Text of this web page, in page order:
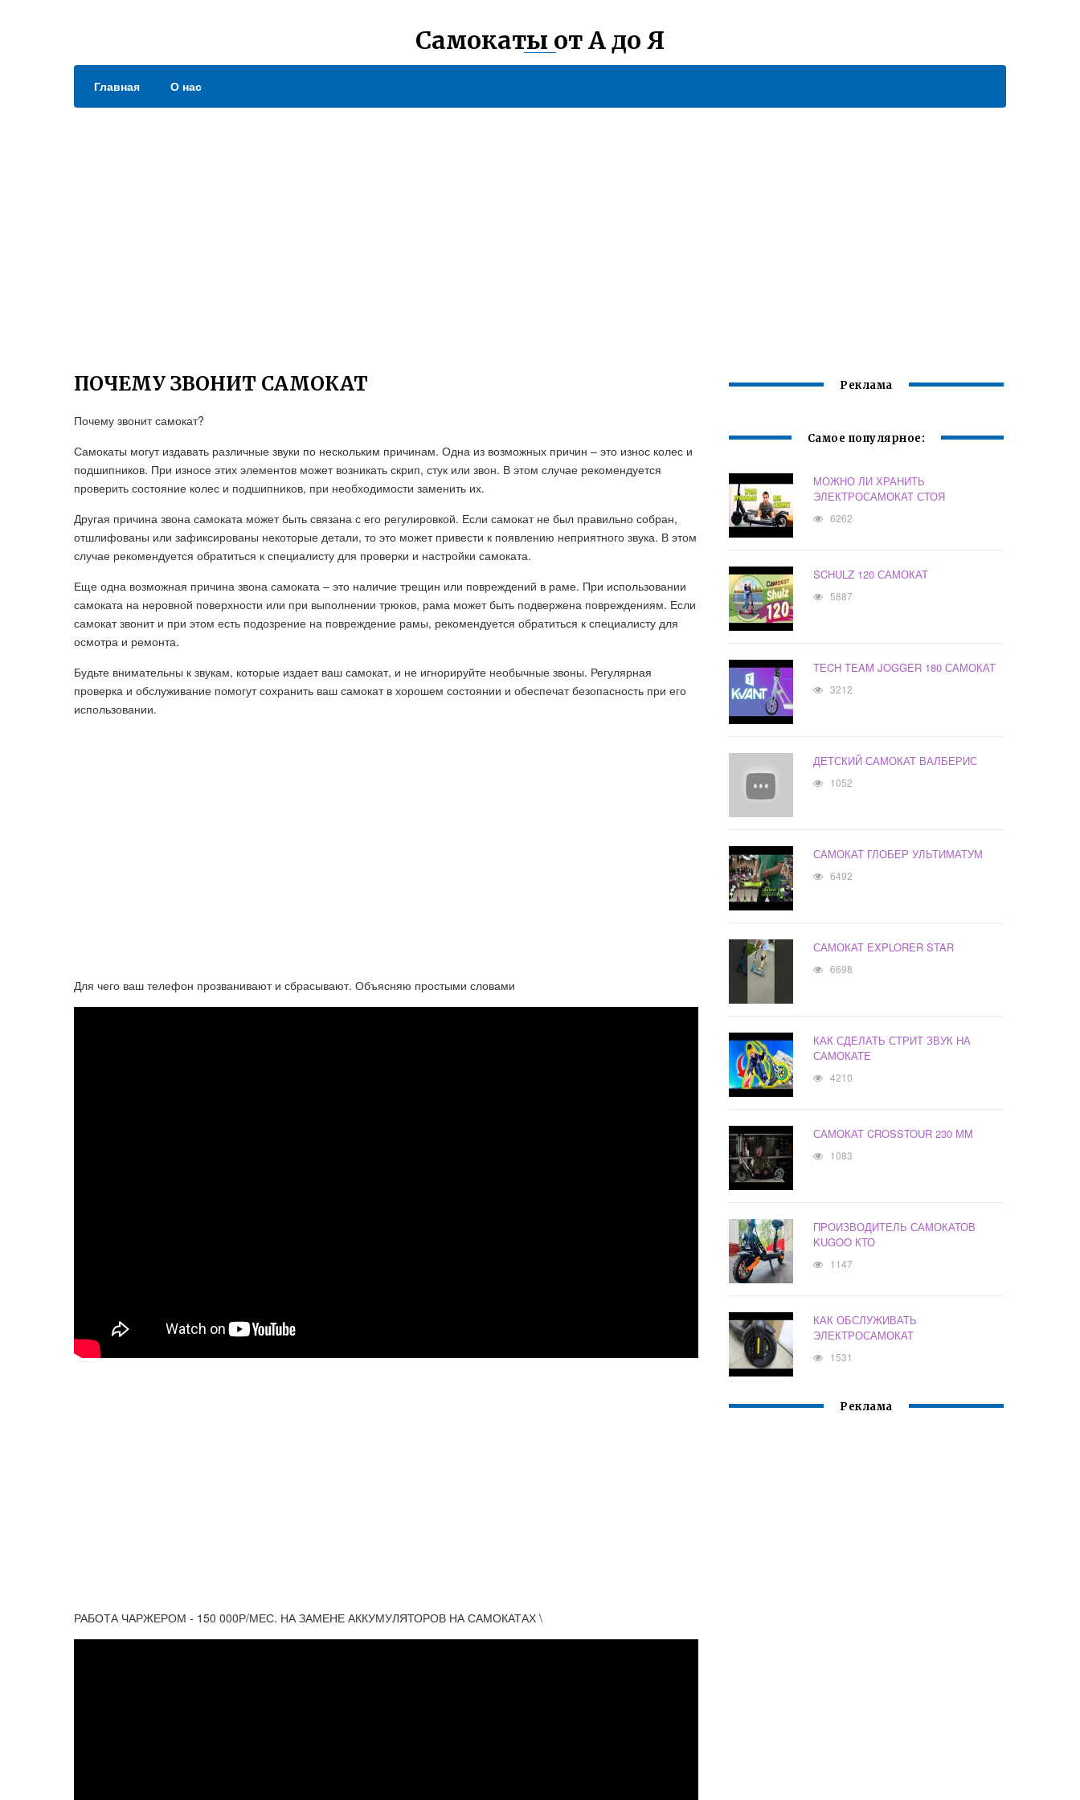
Самокаты от А до Я
Главная О нас
ПОЧЕМУ ЗВОНИТ САМОКАТ
Почему звонит самокат?
Самокаты могут издавать различные звуки по нескольким причинам. Одна из возможных причин – это износ колес и
подшипников. При износе этих элементов может возникать скрип, стук или звон. В этом случае рекомендуется
проверить состояние колес и подшипников, при необходимости заменить их.
Другая причина звона самоката может быть связана с его регулировкой. Если самокат не был правильно собран,
отшлифованы или зафиксированы некоторые детали, то это может привести к появлению неприятного звука. В этом
случае рекомендуется обратиться к специалисту для проверки и настройки самоката.
Еще одна возможная причина звона самоката – это наличие трещин или повреждений в раме. При использовании
самоката на неровной поверхности или при выполнении трюков, рама может быть подвержена повреждениям. Если
самокат звонит и при этом есть подозрение на повреждение рамы, рекомендуется обратиться к специалисту для
осмотра и ремонта.
Будьте внимательны к звукам, которые издает ваш самокат, и не игнорируйте необычные звоны. Регулярная
проверка и обслуживание помогут сохранить ваш самокат в хорошем состоянии и обеспечат безопасность при его
использовании.
Для чего ваш телефон прозванивают и сбрасывают. Объясняю простыми словами
РАБОТА ЧАРЖЕРОМ - 150 000Р/МЕС. НА ЗАМЕНЕ АККУМУЛЯТОРОВ НА САМОКАТАХ \
Реклама
Самое популярное:
МОЖНО ЛИ ХРАНИТЬ
ЭЛЕКТРОСАМОКАТ СТОЯ
6262
SCHULZ 120 САМОКАТ
5887
TECH TEAM JOGGER 180 САМОКАТ
3212
ДЕТСКИЙ САМОКАТ ВАЛБЕРИС
1052
САМОКАТ ГЛОБЕР УЛЬТИМАТУМ
6492
САМОКАТ EXPLORER STAR
6698
КАК СДЕЛАТЬ СТРИТ ЗВУК НА
САМОКАТЕ
4210
САМОКАТ CROSSTOUR 230 ММ
1083
ПРОИЗВОДИТЕЛЬ САМОКАТОВ
KUGOO КТО
1147
КАК ОБСЛУЖИВАТЬ
ЭЛЕКТРОСАМОКАТ
1531
Реклама